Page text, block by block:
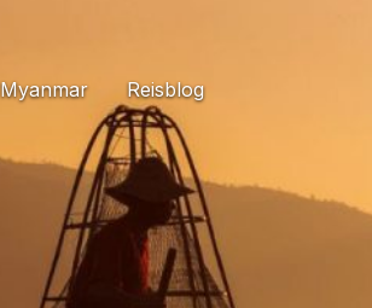
Myanmar Reisblog